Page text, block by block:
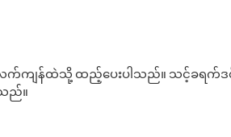
ကျန်ထဲသို့ ထည့်ပေးပါသည်။ သင့်ခရက်ဒ
သည်။